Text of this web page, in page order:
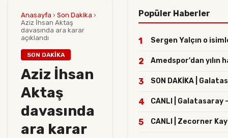
Anasayfa › Son Dakika ›
Aziz İhsan Aktaş
davasında ara karar
açıklandı
SON DAKIKA
Aziz İhsan
Aktaş
davasında
ara karar
Popüler Haberler
1 Sergen Yalçın o
2 Amedspor'dan yılın
3 SON DAKİKA |
4 CANLI | Galatasaray
5 CANLI | Zecorner